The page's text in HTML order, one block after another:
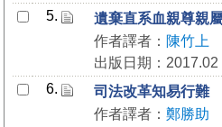
5.
遺棄直系血親尊親
作者譯者： 陳竹上
出版日期：2017.02
6.
司法改革知易行難
作者譯者： 鄭勝助